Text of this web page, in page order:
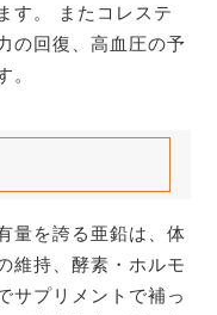
す。 またコレステ
の回復、高血圧の予
。
量を誇る亜鉛は、体
維持、酵素・ホルモ
サプリメントで補っ